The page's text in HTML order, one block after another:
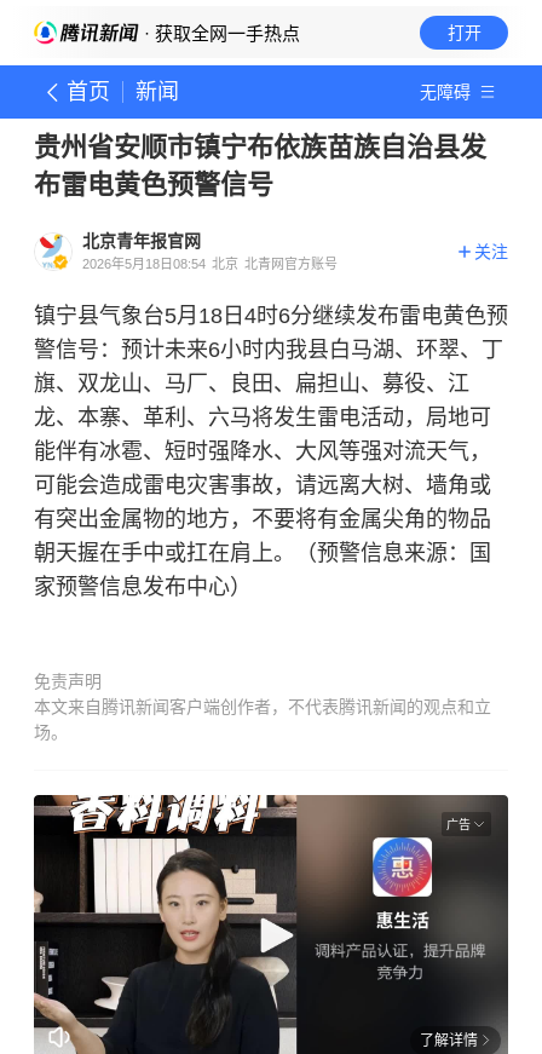
· 获取全网一手热点 打开
首页 新闻 无障碍
贵州省安顺市镇宁布依族苗族自治县发
布雷电黄色预警信号
北京青年报官网
2026年5月18日08:54 北京 北青网官方账号
关注
镇宁县气象台5月18日4时6分继续发布雷电黄色预
警信号：预计未来6小时内我县白马湖、环翠、丁
旗、双龙山、马厂、良田、扁担山、募役、江
龙、本寨、革利、六马将发生雷电活动，局地可
能伴有冰雹、短时强降水、大风等强对流天气，
可能会造成雷电灾害事故，请远离大树、墙角或
有突出金属物的地方，不要将有金属尖角的物品
朝天握在手中或扛在肩上。（预警信息来源：国
家预警信息发布中心）
免责声明
本文来自腾讯新闻客户端创作者，不代表腾讯新闻的观点和立
场。
广告
了解详情